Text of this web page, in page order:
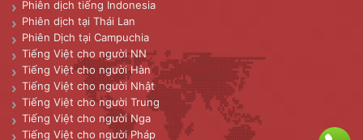
Phiên dịch tiếng Indonesia
Phiên dịch tại Thái Lan
Phiên Dịch tại Campuchia
Tiếng Việt cho người NN
Tiếng Việt cho người Hàn
Tiếng Việt cho người Nhật
Tiếng Việt cho người Trung
Tiếng Việt cho người Nga
Tiếng Việt cho người Pháp